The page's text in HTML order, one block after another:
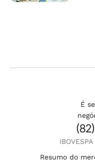
É
IBOVESPA
Resumo do